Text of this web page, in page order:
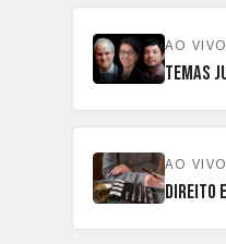
AO VIVO
AO VIVO